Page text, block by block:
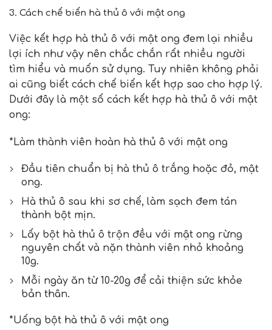
3. Cách chế biến hà thủ ô với mật ong
Việc kết hợp hà thủ ô với mật ong đem lại nhiều
lợi ích như vậy nên chắc chắn rất nhiều người
tìm hiểu và muốn sử dụng. Tuy nhiên không phải
ai cũng biết cách chế biến kết hợp sao cho hợp lý.
Dưới đây là một số cách kết hợp hà thủ ô với mật
ong:
*Làm thành viên hoàn hà thủ ô với mật ong
Đầu tiên chuẩn bị hà thủ ô trắng hoặc đỏ, mật
ong.
Hà thủ ô sau khi sơ chế, làm sạch đem tán
thành bột mịn.
Lấy bột hà thủ ô trộn đều với mật ong rừng
nguyên chất và nặn thành viên nhỏ khoảng
10g.
Mỗi ngày ăn từ 10-20g để cải thiện sức khỏe
bản thân.
*Uống bột hà thủ ô với mật ong